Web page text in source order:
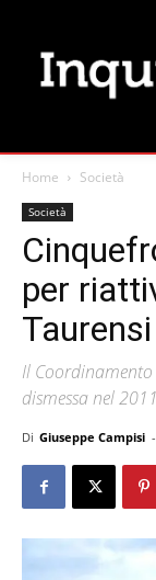
Home Società
Società
per
Taurensi
Il
dismessa nel 2011
Di Giuseppe Campisi -